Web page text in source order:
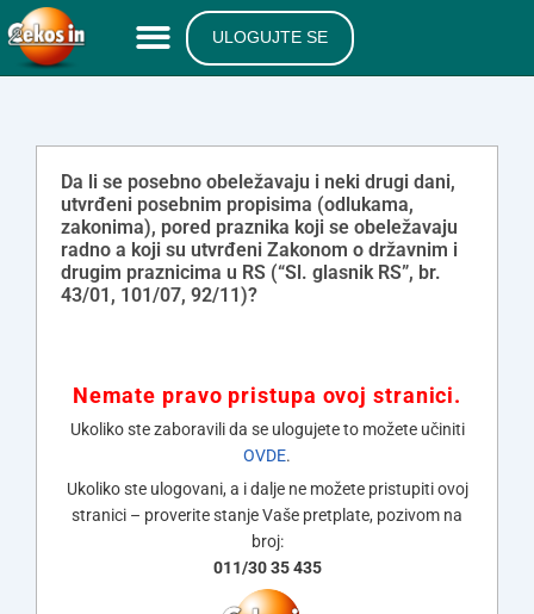
ULOGUJTE SE
Da li se posebno obeležavaju i neki drugi dani,
utvrđeni posebnim propisima (odlukama,
zakonima), pored praznika koji se obeležavaju
radno a koji su utvrđeni Zakonom o državnim i
drugim praznicima u RS (“Sl. glasnik RS”, br.
43/01, 101/07, 92/11)?
Nemate pravo pristupa ovoj stranici.
Ukoliko ste zaboravili da se ulogujete to možete učiniti
OVDE.
Ukoliko ste ulogovani, a i dalje ne možete pristupiti ovoj
stranici – proverite stanje Vaše pretplate, pozivom na
broj:
011/30 35 435